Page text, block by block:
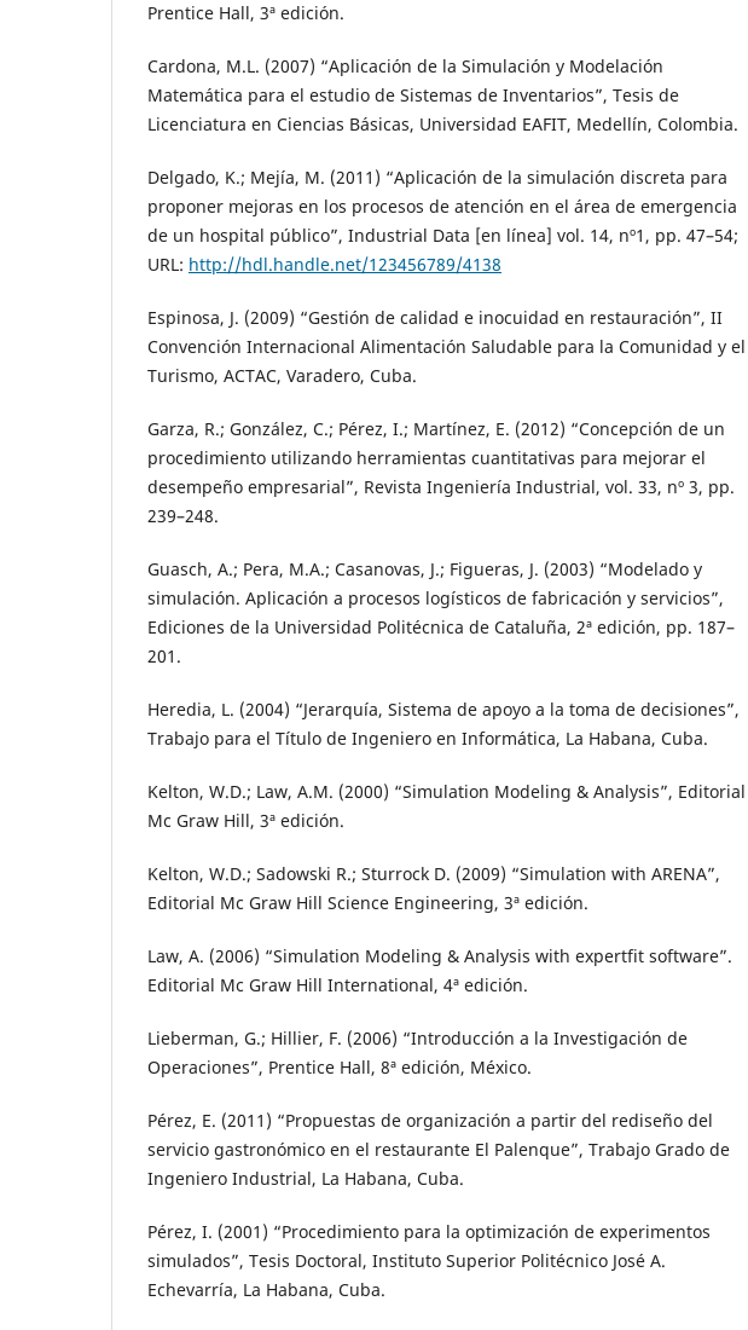
Prentice Hall, 3ª edición.
Cardona, M.L. (2007) “Aplicación de la Simulación y Modelación
Matemática para el estudio de Sistemas de Inventarios”, Tesis de
Licenciatura en Ciencias Básicas, Universidad EAFIT, Medellín, Colombia.
Delgado, K.; Mejía, M. (2011) “Aplicación de la simulación discreta para
proponer mejoras en los procesos de atención en el área de emergencia
de un hospital público”, Industrial Data [en línea] vol. 14, nº1, pp. 47–54;
URL: http://hdl.handle.net/123456789/4138
Espinosa, J. (2009) “Gestión de calidad e inocuidad en restauración”, II
Convención Internacional Alimentación Saludable para la Comunidad y el
Turismo, ACTAC, Varadero, Cuba.
Garza, R.; González, C.; Pérez, I.; Martínez, E. (2012) “Concepción de un
procedimiento utilizando herramientas cuantitativas para mejorar el
desempeño empresarial”, Revista Ingeniería Industrial, vol. 33, nº 3, pp.
239–248.
Guasch, A.; Pera, M.A.; Casanovas, J.; Figueras, J. (2003) “Modelado y
simulación. Aplicación a procesos logísticos de fabricación y servicios”,
Ediciones de la Universidad Politécnica de Cataluña, 2ª edición, pp. 187–
201.
Heredia, L. (2004) “Jerarquía, Sistema de apoyo a la toma de decisiones”,
Trabajo para el Título de Ingeniero en Informática, La Habana, Cuba.
Kelton, W.D.; Law, A.M. (2000) “Simulation Modeling & Analysis”, Editorial
Mc Graw Hill, 3ª edición.
Kelton, W.D.; Sadowski R.; Sturrock D. (2009) “Simulation with ARENA”,
Editorial Mc Graw Hill Science Engineering, 3ª edición.
Law, A. (2006) “Simulation Modeling & Analysis with expertfit software”.
Editorial Mc Graw Hill International, 4ª edición.
Lieberman, G.; Hillier, F. (2006) “Introducción a la Investigación de
Operaciones”, Prentice Hall, 8ª edición, México.
Pérez, E. (2011) “Propuestas de organización a partir del rediseño del
servicio gastronómico en el restaurante El Palenque”, Trabajo Grado de
Ingeniero Industrial, La Habana, Cuba.
Pérez, I. (2001) “Procedimiento para la optimización de experimentos
simulados”, Tesis Doctoral, Instituto Superior Politécnico José A.
Echevarría, La Habana, Cuba.